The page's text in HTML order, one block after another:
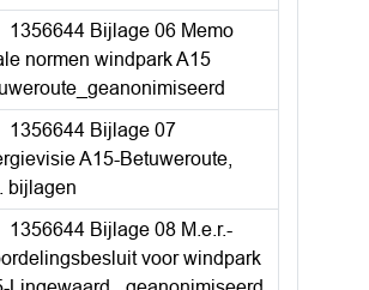
1356644 Bijlage 06 Memo
normen windpark A15
1356644 Bijlage 07
A15-Betuweroute,
bijlagen
1356644 Bijlage 08 M.e.r.-
voor windpark